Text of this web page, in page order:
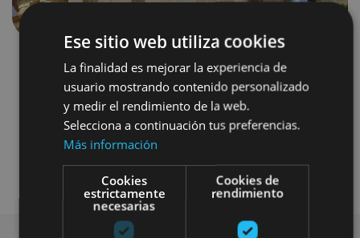
Suivant
Arquitectura religiosa
Ese sitio web utiliza cookies
La finalidad es mejorar la experiencia de
usuario mostrando contenido personalizado
y medir el rendimiento de la web.
Selecciona a continuación tus preferencias.
Más información
Cookies
estrictamente
necesarias
Cookies de
rendimiento